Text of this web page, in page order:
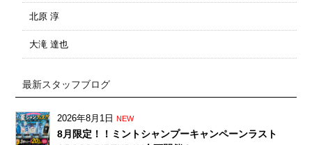
北原 淳
大滝 達也
最新スタッフブログ
2026年8月1日 NEW
8月限定！！ミントシャンプーキャンペーンラスト